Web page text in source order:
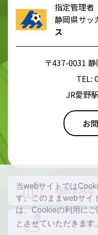
当webサイトでは
す。このままwebサイ
は、Cookieの利用に
とさせていただきます
指定管理者
静岡県サッ
ス
〒437-0031
TEL:
JR愛野
お
地図を見る
ルート検索